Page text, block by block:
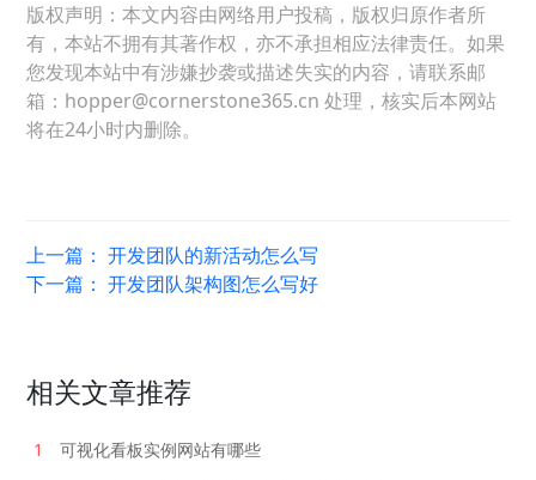
版权声明：本文内容由网络用户投稿，版权归原作者所
有，本站不拥有其著作权，亦不承担相应法律责任。如果
您发现本站中有涉嫌抄袭或描述失实的内容，请联系邮
箱：hopper@cornerstone365.cn 处理，核实后本网站
将在24小时内删除。
上一篇：开发团队的新活动怎么写
下一篇：开发团队架构图怎么写好
相关文章推荐
1
可视化看板实例网站有哪些